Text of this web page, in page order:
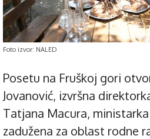
Foto izvor: NALED
Posetu na Fruškoj gori
Jovanović, izvršna
Tatjana Macura,
zadužena za oblast rodne